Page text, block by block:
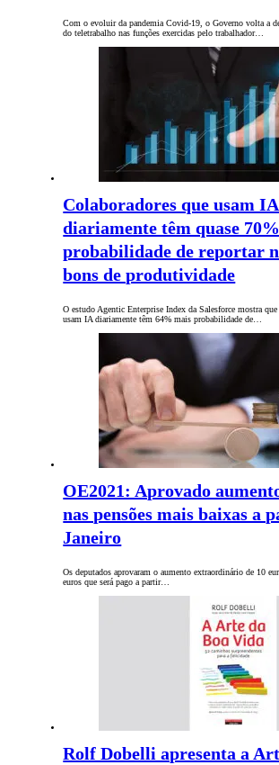
Com o evoluir da pandemia Covid-19, o Governo volta a
do teletrabalho nas funções exercidas pelo trabalhador…
Colaboradores que usam IA
diariamente têm quase
probabilidade de reportar
bons de produtividade
O estudo Agentic Enterprise Index da Salesforce mostra
usam IA diariamente têm 64% mais probabilidade de…
OE2021: Aprovado
nas pensões mais baixas a
Janeiro
Os deputados aprovaram o aumento extraordinário de 10
euros que será pago a partir…
Rolf Dobelli apresenta a